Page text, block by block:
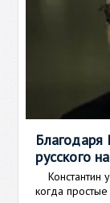
Благодаря
русского
Константин
когда